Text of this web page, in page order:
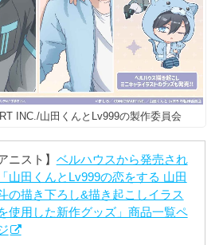
INC./山田くんとLv999の製作委員会
ニスト】 ベルハウスから発売され
山田くんとLv999の恋をする 山田
の描き下ろし&描き起こしイラス
使用した新作グッズ」商品一覧ペ